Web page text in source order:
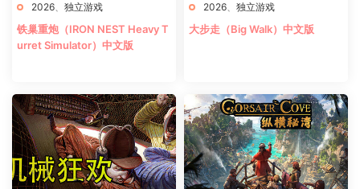
2026、 独立游戏
铁巢重炮（IRON NEST Heavy T
urret Simulator）中文版
2026、 独立游戏
大步走（Big Walk）中文版